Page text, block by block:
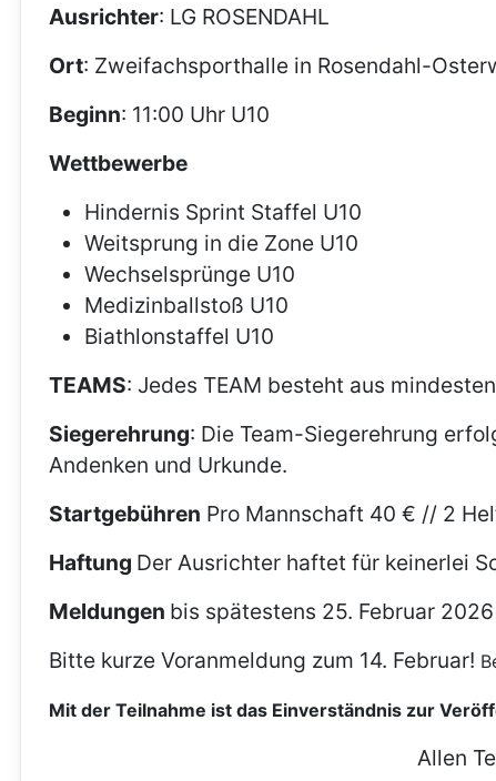
Ausrichter: LG ROSENDAHL
Ort: Zweifachsporthalle in Rosendahl-
Beginn: 11:00 Uhr U10
Wettbewerbe
Hindernis Sprint Staffel U10
Weitsprung in die Zone U10
Wechselsprünge U10
Medizinballstoß U10
Biathlonstaffel U10
TEAMS: Jedes TEAM besteht aus
Siegerehrung: Die Team-Siegerehrung
Andenken und Urkunde.
Startgebühren Pro Mannschaft 40 € // 2
Haftung Der Ausrichter haftet für keinerlei
Meldungen bis spätestens 25. Februar
Bitte kurze Voranmeldung zum 14. Februar!
Mit der Teilnahme ist das Einverständnis zur
Allen